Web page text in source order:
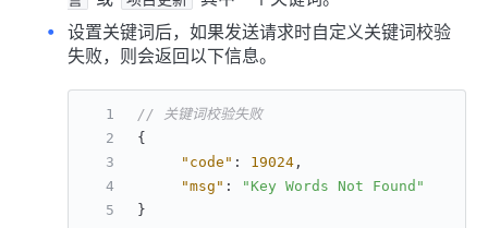
设置关键词后，如果发送请求时自定义关键词校验
失败，则会返回以下信息。
// 关键词校验失败
{
"code" : 19024 ,
"msg" :
"Key Words Not Found"
}